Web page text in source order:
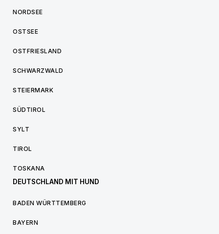
NORDSEE
OSTSEE
OSTFRIESLAND
SCHWARZWALD
STEIERMARK
SÜDTIROL
SYLT
TIROL
TOSKANA
DEUTSCHLAND MIT HUND
BADEN WÜRTTEMBERG
BAYERN